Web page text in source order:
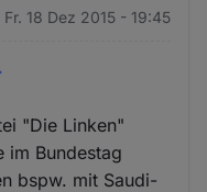
Fr. 18 Dez 2015 - 19:45
"Die Linken"
im Bundestag
bspw. mit Saudi-